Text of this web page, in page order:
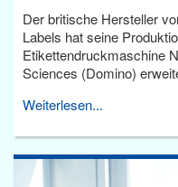
Der britische Hersteller
Labels hat seine
Etikettendruckmaschine
Sciences (Domino)
Weiterlesen...